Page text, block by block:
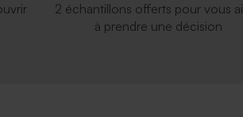
2 échantillons offerts pour vous
à prendre une décision